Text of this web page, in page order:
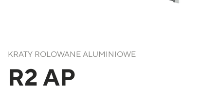
KRATY ROLOWANE ALUMINIOWE
R2 AP